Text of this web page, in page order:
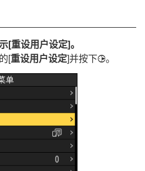
[重设用户设定]。
[重设用户设定]并按下2。